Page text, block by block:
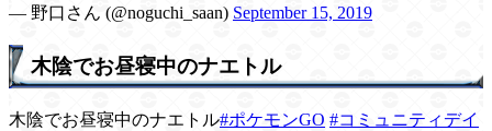
— 野口さん (@noguchi_saan) September 15, 2019
木陰でお昼寝中のナエトル
木陰でお昼寝中のナエトル#ポケモンGO #コミュニティデイ